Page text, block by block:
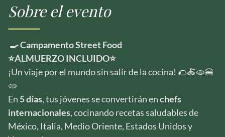
Sobre el evento
🍳 Campamento Street Food
⭐️ALMUERZO INCLUIDO⭐️
¡Un viaje por el mundo sin salir de la cocina! 🌮🍝🫓🍔
🫓
En 5 días, tus jóvenes se convertirán enchefs
internacionales, cocinando recetas saludables de
México, Italia, Medio Oriente, Estados Unidos y